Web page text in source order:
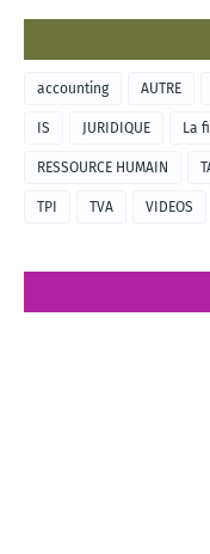
accounting AUTRE
IS JURIDIQUE La
RESSOURCE HUMAIN
TPI TVA VIDEOS